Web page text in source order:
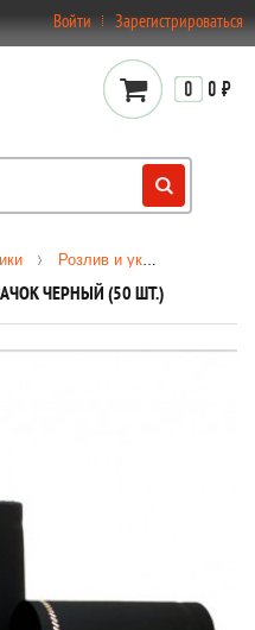
Войти Зарегистрироваться
0 0 ₽
Розлив и укупорка
ЧЕРНЫЙ (50 ШТ.)